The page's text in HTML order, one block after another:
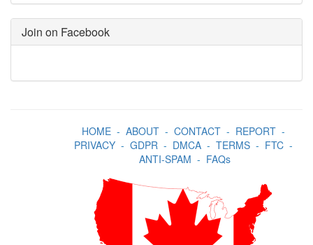
Join on Facebook
HOME- ABOUT- CONTACT- REPORT-
PRIVACY- GDPR- DMCA- TERMS- FTC-
ANTI-SPAM - FAQs